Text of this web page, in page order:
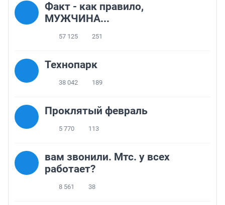
Факт - как правило,
МУЖЧИНА...
57 125 251
Технопарк
38 042 189
Проклятый февраль
5 770 113
вам звонили. Мтс. у всех
работает?
8 561 38